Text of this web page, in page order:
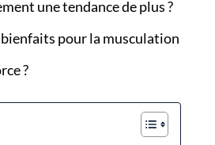
une tendance de plus ?
pour la musculation
?